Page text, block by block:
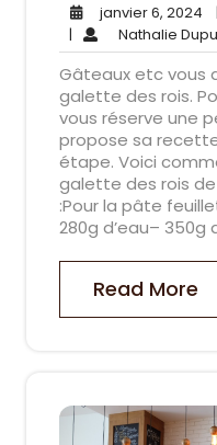
janvier 6, 2024
6,
|
| Nathalie
Gâteaux etc vous
galette des rois.
vous réserve une
propose sa
étape. Voici
galette des rois
:Pour la pâte
280g d’eau– 350g
Read More